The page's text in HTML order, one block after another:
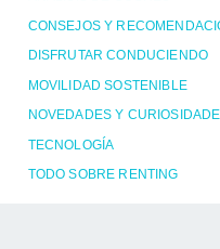
CONSEJOS Y
DISFRUTAR CONDUCIENDO
MOVILIDAD SOSTENIBLE
NOVEDADES Y
TECNOLOGÍA
TODO SOBRE RENTING